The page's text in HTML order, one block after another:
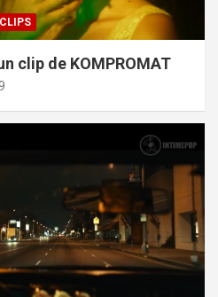
clip de KOMPROMAT